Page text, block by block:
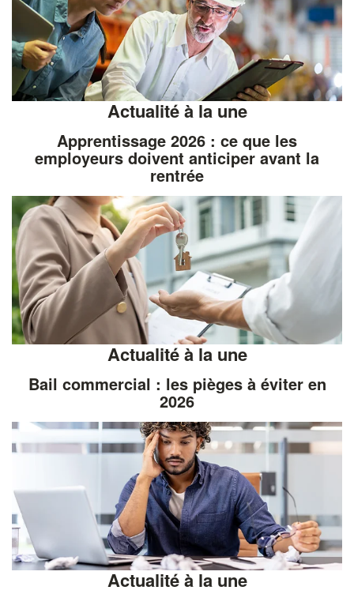
Actualité à la une
Apprentissage 2026 : ce que les
employeurs doivent anticiper avant la
rentrée
Actualité à la une
Bail commercial : les pièges à éviter en
2026
Actualité à la une